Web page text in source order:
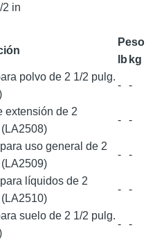
2 in
Peso
lb kg
polvo de 2 1/2 pulg.
- -
extensión de 2
- -
uso general de 2
- -
líquidos de 2
- -
suelo de 2 1/2 pulg.
- -